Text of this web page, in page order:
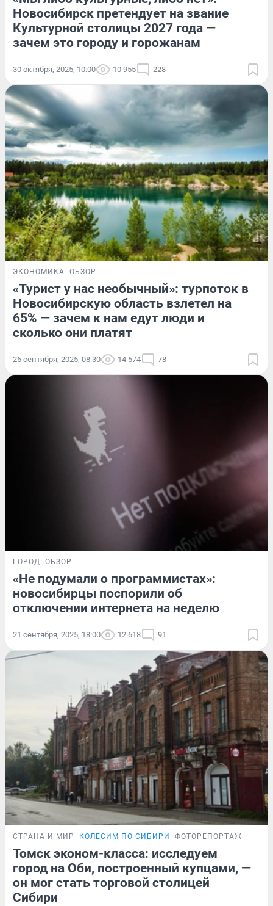
Новосибирск претендует на звание
Культурной столицы 2027 года —
зачем это городу и горожанам
30 октября, 2025, 10:00 10 955 228
ЭКОНОМИКА ОБЗОР
«Турист у нас необычный»: турпоток в
Новосибирскую область взлетел на
65% — зачем к нам едут люди и
сколько они платят
26 сентября, 2025, 08:30 14 574 78
ГОРОД ОБЗОР
«Не подумали о программистах»:
новосибирцы поспорили об
отключении интернета на неделю
21 сентября, 2025, 18:00 12 618 91
СТРАНА И МИР КОЛЕСИМ ПО СИБИРИ ФОТОРЕПОРТАЖ
Томск эконом-класса: исследуем
город на Оби, построенный купцами, —
он мог стать торговой столицей
Сибири